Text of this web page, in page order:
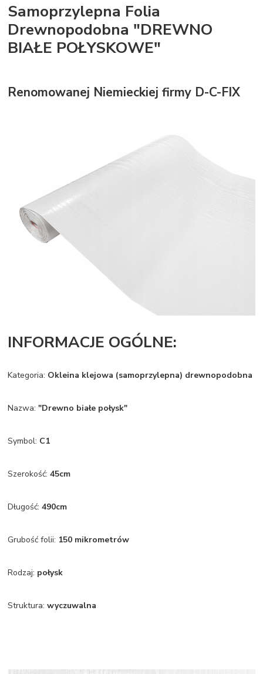
Samoprzylepna Folia
Drewnopodobna "DREWNO
BIAŁE POŁYSKOWE"
Renomowanej Niemieckiej firmy D-C-FIX
INFORMACJE OGÓLNE:
Kategoria: Okleina klejowa (samoprzylepna) drewnopodobna
Nazwa:"Drewno białe połysk"
Symbol: C1
Szerokość:45cm
Długość:490cm
Grubość folii: 150 mikrometrów
Rodzaj: połysk
Struktura:wyczuwalna